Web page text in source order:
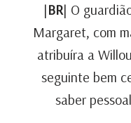
|BR| O
Margaret, com
atribuíra a
seguinte bem
saber